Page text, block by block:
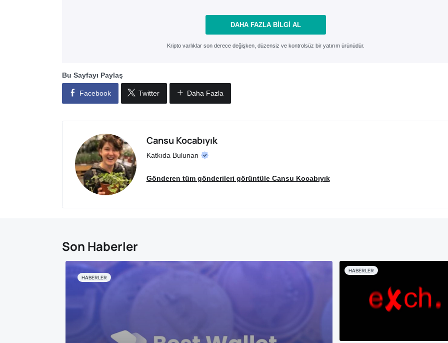
DAHA FAZLA BILGI AL
Kripto varlıklar son derece değişken, düzensiz ve kontrolsüz bir yatırım ürünüdür.
Bu Sayfayı Paylaş
Facebook Twitter Daha Fazla
Cansu Kocabıyık
Katkıda Bulunan
Gönderen tüm gönderileri görüntüle Cansu Kocabıyık
Son Haberler
HABERLER
HABERLER